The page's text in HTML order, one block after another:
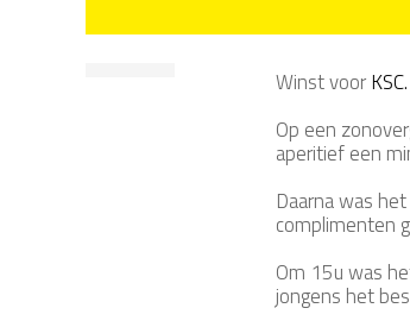
Winst voor
Op een
aperitief een
Daarna was
complimenten
Om 15u was
jongens het